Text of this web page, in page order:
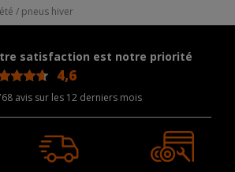
/ pneus hiver
satisfaction est notre priorité
4,6
avis sur les 12 derniers mois